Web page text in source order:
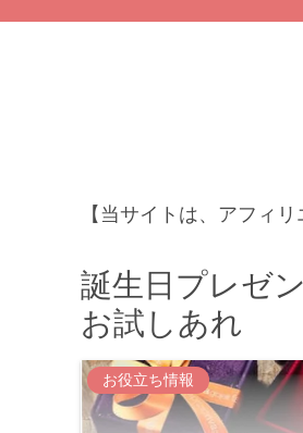
【当サイトは、アフィ
誕生日プレゼ
お試しあれ
お役立ち情報